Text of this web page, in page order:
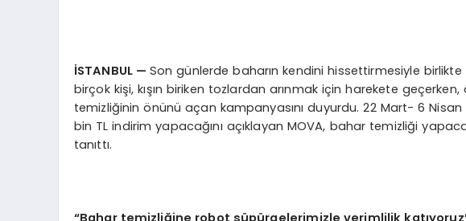
İSTANBUL — Son günlerde baharın kendini hissettirmesiyle birlikte
birçok kişi, kışın biriken tozlardan arınmak için harekete geçerken,
temizliğinin önünü açan kampanyasını duyurdu. 22 Mart- 6
bin TL indirim yapacağını açıklayan MOVA, bahar temizliği
tanıttı.
“Bahar temizliğine robot süpürgelerimizle verimlilik